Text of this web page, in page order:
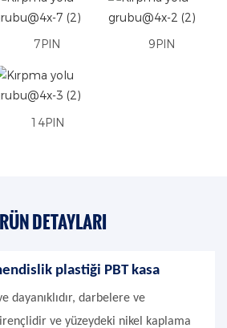
7PIN 9PIN
14PIN
DETAYLARI
plastiği PBT kasa
dayanıklıdır, darbelere ve
ve yüzeydeki nikel kaplama